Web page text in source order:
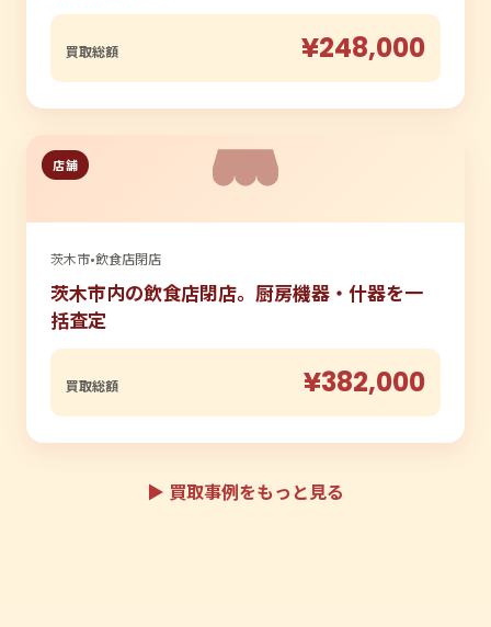
買取総額 ¥248,000
店舗
茨木市•飲食店閉店
茨木市内の飲食店閉店。厨房機器・什器を一
括査定
買取総額 ¥382,000
▶ 買取事例をもっと見る